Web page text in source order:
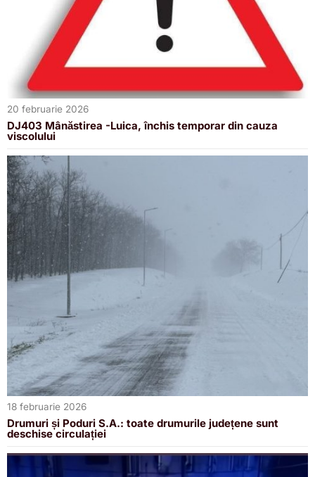
20 februarie 2026
DJ403 Mânăstirea -Luica, închis temporar din cauza
viscolului
18 februarie 2026
Drumuri și Poduri S.A.: toate drumurile județene sunt
deschise circulației